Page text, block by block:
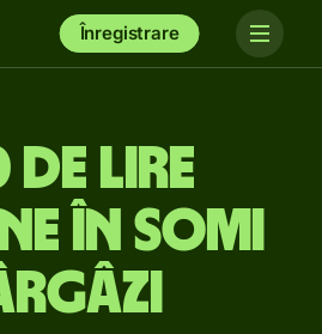
Înregistrare
de lire
în somi